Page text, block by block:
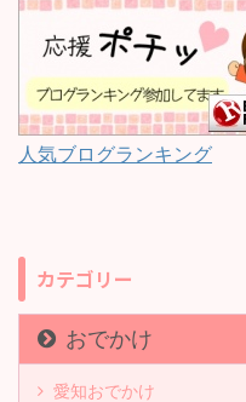
人気ブログランキング
カテゴリー
おでかけ
愛知おでかけ